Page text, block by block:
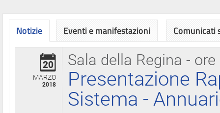
Notizie
Sala della Regina - ore
20
MARZO
2018
Presentazione
Sistema -
Eventi e manifestazioni Comunicati